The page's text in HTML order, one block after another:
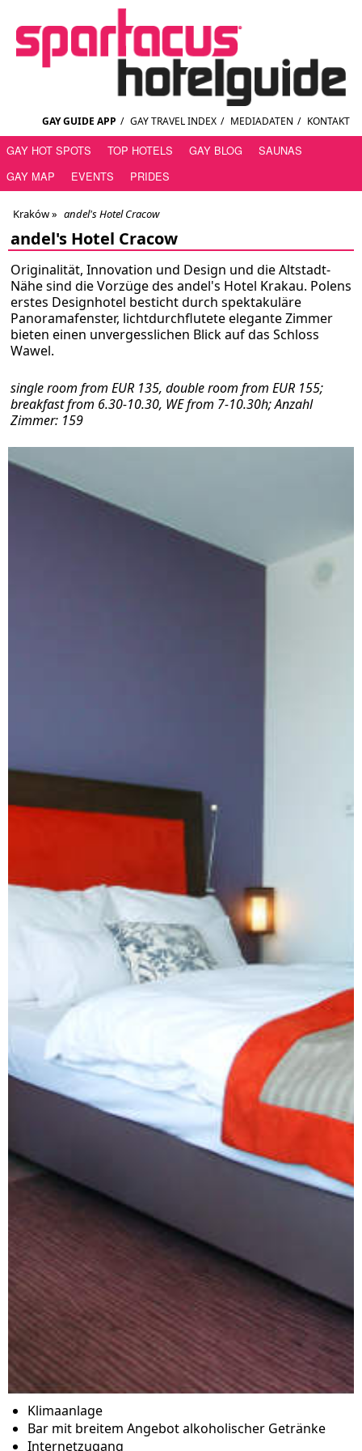
GAY GUIDE APP / GAY TRAVEL INDEX / MEDIADATEN / KONTAKT
GAY HOT SPOTS TOP HOTELS GAY BLOG
SAUNAS
GAY MAP
EVENTS PRIDES
Kraków» andel's Hotel Cracow
andel's Hotel Cracow
Originalität, Innovation und Design und die Altstadt-
Nähe sind die Vorzüge des andel's Hotel Krakau. Polens
erstes Designhotel besticht durch spektakuläre
Panoramafenster, lichtdurchflutete elegante Zimmer
bieten einen unvergesslichen Blick auf das Schloss
Wawel.
single room from EUR 135, double room from EUR 155;
breakfast from 6.30-10.30, WE from 7-10.30h; Anzahl
Zimmer: 159
Klimaanlage
Bar mit breitem Angebot alkoholischer Getränke
Internetzugang